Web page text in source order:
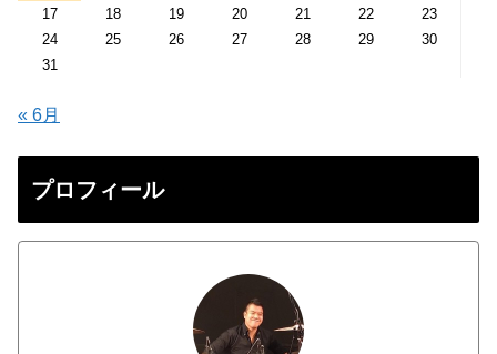
17 18 19 20 21 22
23
24
25 26 27 28 29
30
31
« 6月
プロフィール